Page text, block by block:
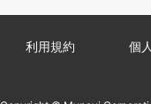
利用規約 個